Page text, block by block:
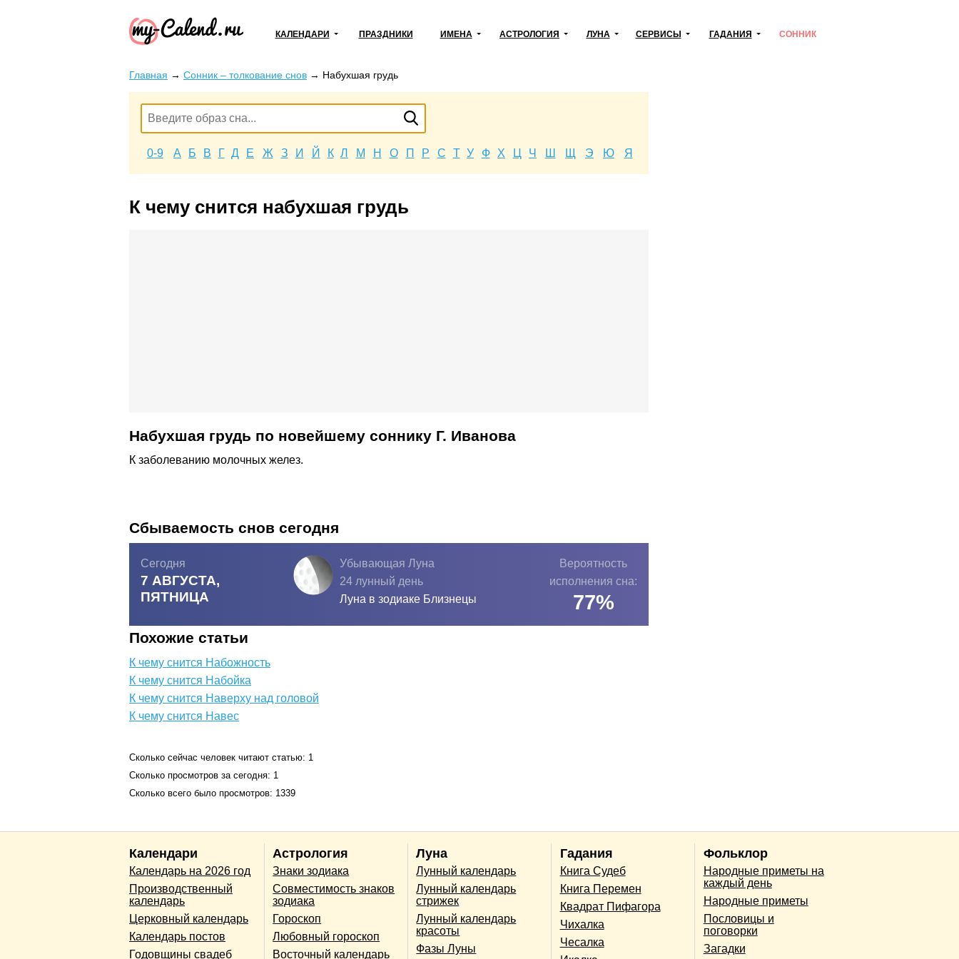
КАЛЕНДАРИ ПРАЗДНИКИ ИМЕНА АСТРОЛОГИЯ ЛУНА СЕРВИСЫ ГАДАНИЯ СОННИК
Главная → Сонник – толкование снов → Набухшая грудь
0-9 А Б В Г Д Е Ж З И Й К Л М Н О П Р С Т У Ф Х Ц Ч Ш Щ Э Ю Я
К чему снится набухшая грудь
Набухшая грудь по новейшему соннику Г. Иванова
К заболеванию молочных желез.
Сбываемость снов сегодня
Сегодня
7 АВГУСТА,
ПЯТНИЦА
Убывающая Луна
24 лунный день
Луна в зодиаке Близнецы
Вероятность
исполнения сна:
77%
Похожие статьи
К чему снится Набожность
К чему снится Набойка
К чему снится Наверху над головой
К чему снится Навес
Сколько сейчас человек читают статью: 1
Сколько просмотров за сегодня: 1
Сколько всего было просмотров: 1339
Календари
Календарь на 2026 год
Производственный
календарь
Церковный календарь
Календарь постов
Годовщины свадеб
Астрология
Знаки зодиака
Совместимость знаков
зодиака
Гороскоп
Любовный гороскоп
Восточный календарь
Луна
Лунный календарь
Лунный календарь
стрижек
Лунный календарь
красоты
Фазы Луны
Гадания
Книга Судеб
Книга Перемен
Квадрат Пифагора
Чихалка
Чесалка
Фольклор
Народные приметы на
каждый день
Народные приметы
Пословицы и
поговорки
Загадки